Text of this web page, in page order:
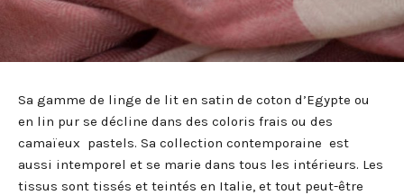
Sa gamme de linge de lit en satin de coton d’Egypte ou
en lin pur se décline dans des coloris frais ou des
camaïeux pastels. Sa collection contemporaine est
aussi intemporel et se marie dans tous les intérieurs. Les
tissus sont tissés et teintés en Italie, et tout peut-être